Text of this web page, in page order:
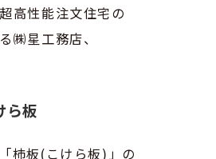
高性能注文住宅の
㈱星工務店、
ら板
杮板(こけら板)」の